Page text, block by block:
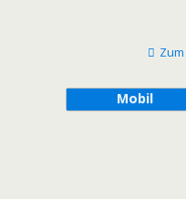
Mobil